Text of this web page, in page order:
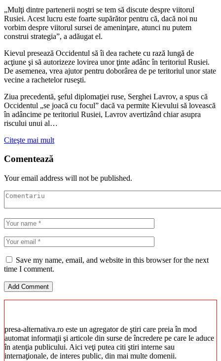
„Mulţi dintre partenerii noştri se tem să discute despre viitorul
Rusiei. Acest lucru este foarte supărător pentru că, dacă noi nu
vorbim despre viitorul sursei de ameninţare, atunci nu putem
construi strategia”, a adăugat el.
Kievul presează Occidentul să îi dea rachete cu rază lungă de
acţiune şi să autorizeze lovirea unor ţinte adânc în teritoriul Rusiei.
De asemenea, vrea ajutor pentru doborârea de pe teritoriul unor state
vecine a rachetelor ruseşti.
Ziua precedentă, şeful diplomaţiei ruse, Serghei Lavrov, a spus că
Occidentul „se joacă cu focul” dacă va permite Kievului să lovească
în adâncime pe teritoriul Rusiei, Lavrov avertizând chiar asupra
riscului unui al…
Citeşte mai mult
Comentează
Your email address will not be published.
Save my name, email, and website in this browser for the next
time I comment.
presa-alternativa.ro este un agregator de ştiri care preia în mod
automat informaţii şi articole din surse de încredere pe care le aduce
în atenţia publicului. Aici veţi putea citi ştiri interne sau
internaţionale, de interes public, din mai multe domenii.